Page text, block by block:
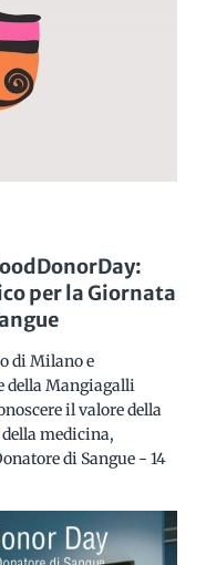
per la Giornata
di Milano e
della Mangiagalli
il valore della
medicina,
di Sangue - 14